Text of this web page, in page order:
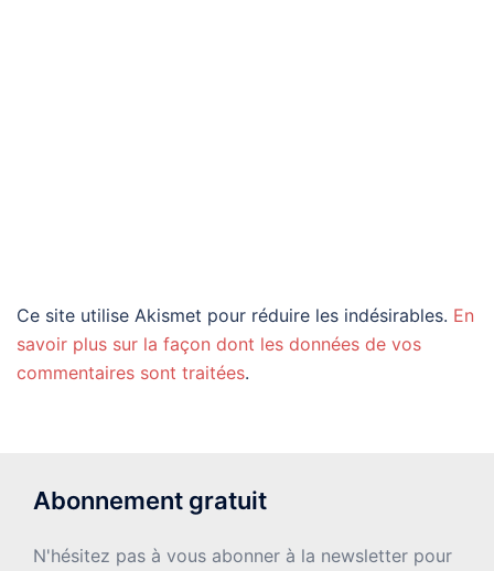
Ce site utilise Akismet pour réduire les indésirables. En
savoir plus sur la façon dont les données de vos
commentaires sont traitées.
Abonnement gratuit
N'hésitez pas à vous abonner à la newsletter pour